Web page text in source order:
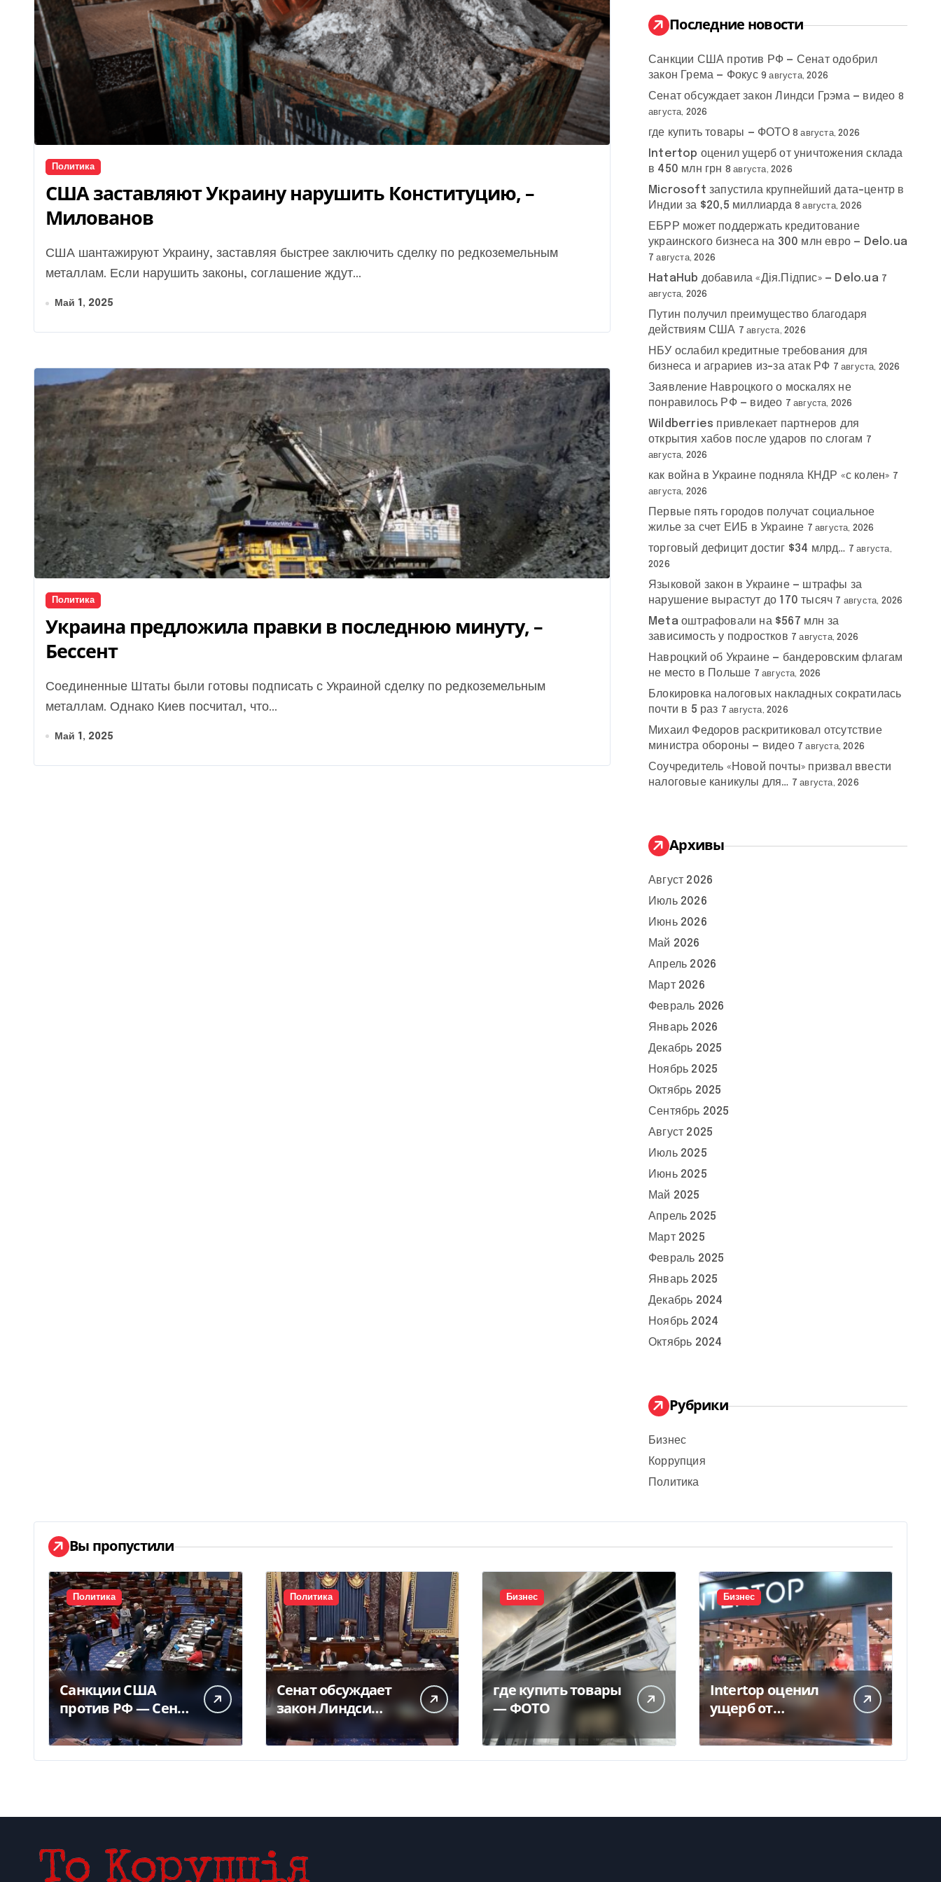
Политика
США заставляют Украину нарушить Конституцию, –
Милованов
США шантажируют Украину, заставляя быстрее заключить сделку по редкоземельным
металлам. Если нарушить законы, соглашение ждут...
Май 1, 2025
Политика
Украина предложила правки в последнюю минуту, –
Бессент
Соединенные Штаты были готовы подписать с Украиной сделку по редкоземельным
металлам. Однако Киев посчитал, что...
Май 1, 2025
:
Последние новости
Санкции США против РФ — Сенат одобрил
закон Грема — Фокус 9 августа, 2026
Сенат обсуждает закон Линдси Грэма — видео 8
августа, 2026
где купить товары — ФОТО 8 августа, 2026
Intertop оценил ущерб от уничтожения склада
в 450 млн грн 8 августа, 2026
Microsoft запустила крупнейший дата-центр в
Индии за $20,5 миллиарда 8 августа, 2026
ЕБРР может поддержать кредитование
украинского бизнеса на 300 млн евро — Delo.ua
7 августа, 2026
HataHub добавила «Дія.Підпис» — Delo.ua 7
августа, 2026
Путин получил преимущество благодаря
действиям США 7 августа, 2026
НБУ ослабил кредитные требования для
бизнеса и аграриев из-за атак РФ 7 августа, 2026
Заявление Навроцкого о москалях не
понравилось РФ — видео 7 августа, 2026
Wildberries привлекает партнеров для
открытия хабов после ударов по слогам 7
августа, 2026
как война в Украине подняла КНДР «с колен» 7
августа, 2026
Первые пять городов получат социальное
жилье за счет ЕИБ в Украине 7 августа, 2026
торговый дефицит достиг $34 млрд… 7 августа,
2026
Языковой закон в Украине — штрафы за
нарушение вырастут до 170 тысяч 7 августа, 2026
Meta оштрафовали на $567 млн за
зависимость у подростков 7 августа, 2026
Навроцкий об Украине — бандеровским флагам
не место в Польше 7 августа, 2026
Блокировка налоговых накладных сократилась
почти в 5 раз 7 августа, 2026
Михаил Федоров раскритиковал отсутствие
министра обороны — видео 7 августа, 2026
Соучредитель «Новой почты» призвал ввести
налоговые каникулы для… 7 августа, 2026
Архивы
Август 2026
Июль 2026
Июнь 2026
Май 2026
Апрель 2026
Март 2026
Февраль 2026
Январь 2026
Декабрь 2025
Ноябрь 2025
Октябрь 2025
Сентябрь 2025
Август 2025
Июль 2025
Июнь 2025
Май 2025
Апрель 2025
Март 2025
Февраль 2025
Январь 2025
Декабрь 2024
Ноябрь 2024
Октябрь 2024
Рубрики
Бизнес
Коррупция
Политика
Вы пропустили
Политика
Санкции США
против РФ — Сенат
одобрил закон
Грема — Фокус
Политика
Сенат обсуждает
закон Линдси
Грэма — видео
Бизнес
где купить товары
— ФОТО
Бизнес
Intertop оценил
ущерб от
склада в 450 млн
грн